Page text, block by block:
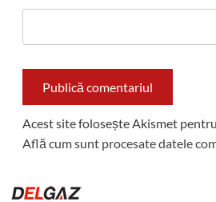
Acest site folosește Akismet
Află cum sunt procesate datele